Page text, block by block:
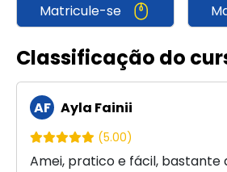
Matricule-se
Classificação do
AF Ayla Fainii
(5.00)
Amei, pratico e fácil, bastante